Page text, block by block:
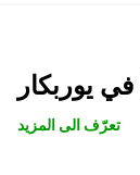
في يوربكار
تعرّف الى المزيد